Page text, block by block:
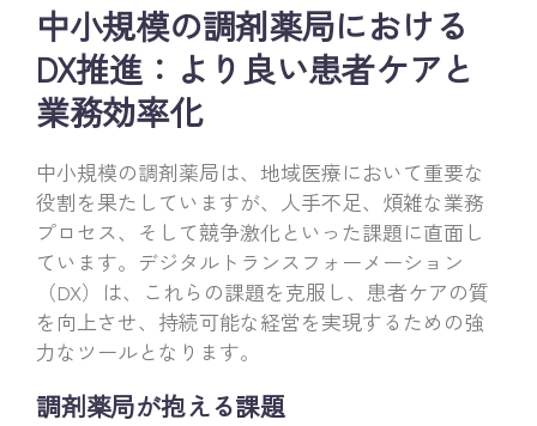
中小規模の調剤薬局における
DX推進：より良い患者ケアと
業務効率化
中小規模の調剤薬局は、地域医療において重要な
役割を果たしていますが、人手不足、煩雑な業務
プロセス、そして競争激化といった課題に直面し
ています。デジタルトランスフォーメーション
（DX）は、これらの課題を克服し、患者ケアの質
を向上させ、持続可能な経営を実現するための強
力なツールとなります。
調剤薬局が抱える課題